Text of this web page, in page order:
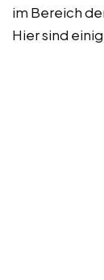
im Bereich
Hier sind